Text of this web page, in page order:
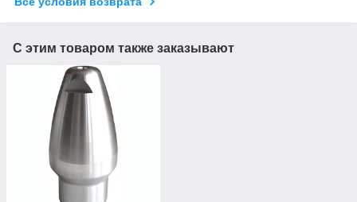
С этим товаром также заказывают